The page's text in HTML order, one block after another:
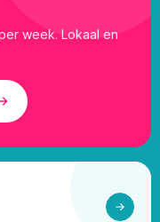
week. Lokaal en